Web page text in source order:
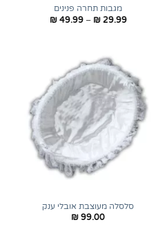
מגבות תחרה פנינים
₪29.99
–
₪49.99
סלסלה מעוצבת אובלי ענק
₪ 99.00